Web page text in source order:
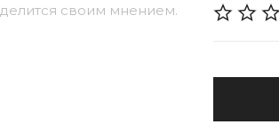
своим мнением.